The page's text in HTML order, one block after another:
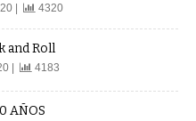
| 4320
and Roll
| 4183
AÑOS